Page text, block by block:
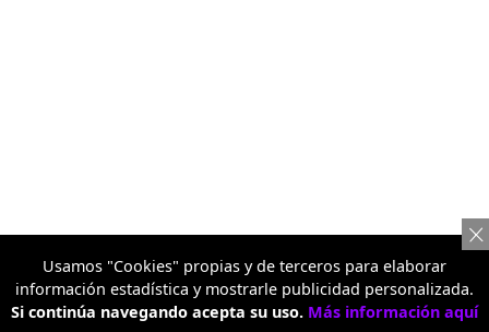
Usamos "Cookies" propias y de terceros para elaborar
información estadística y mostrarle publicidad personalizada.
Si continúa navegando acepta su uso. Más información aquí